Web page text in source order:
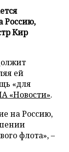
Россию,
Кир
ей
«для
«Новости».
на Россию,
флота», –